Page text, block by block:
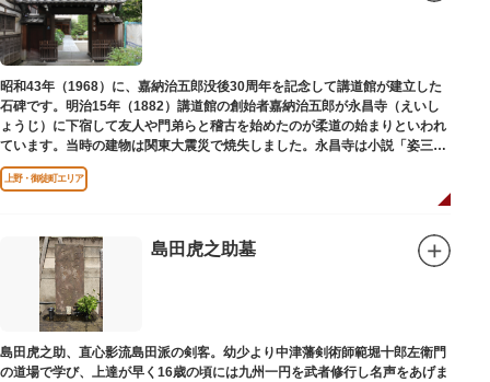
昭和43年（1968）に、嘉納治五郎没後30周年を記念して講道館が建立した
石碑です。明治15年（1882）講道館の創始者嘉納治五郎が永昌寺（えいし
ょうじ）に下宿して友人や門弟らと稽古を始めたのが柔道の始まりといわれ
ています。当時の建物は関東大震災で焼失しました。永昌寺は小説「姿三四
郎」に登場する隆昌寺のモデルでもあります。
上野・御徒町エリア
島田虎之助墓
島田虎之助、直心影流島田派の剣客。幼少より中津藩剣術師範堀十郎左衛門
の道場で学び、上達が早く16歳の頃には九州一円を武者修行し名声をあげま